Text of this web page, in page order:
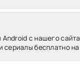
c нашего
бесплатно на